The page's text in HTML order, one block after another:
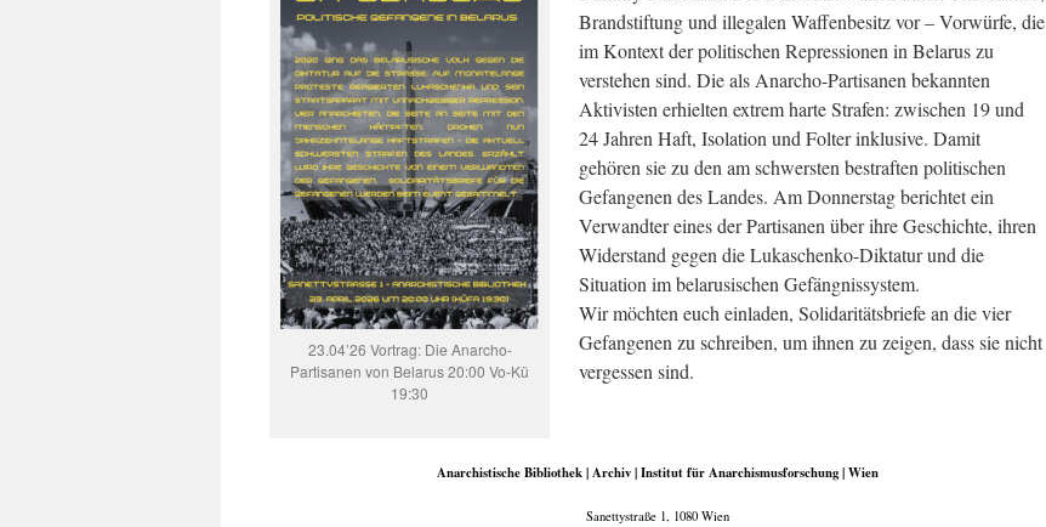
23.04’26 Vortrag: Die Anarcho-
Partisanen von Belarus 20:00 Vo-Kü
19:30
Brandstiftung und illegalen Waffenbesitz vor – Vorwürfe, die
im Kontext der politischen Repressionen in Belarus zu
verstehen sind. Die als Anarcho-Partisanen bekannten
Aktivisten erhielten extrem harte Strafen: zwischen 19 und
24 Jahren Haft, Isolation und Folter inklusive. Damit
gehören sie zu den am schwersten bestraften politischen
Gefangenen des Landes. Am Donnerstag berichtet ein
Verwandter eines der Partisanen über ihre Geschichte, ihren
Widerstand gegen die Lukaschenko-Diktatur und die
Situation im belarusischen Gefängnissystem.
Wir möchten euch einladen, Solidaritätsbriefe an die vier
Gefangenen zu schreiben, um ihnen zu zeigen, dass sie nicht
vergessen sind.
Anarchistische Bibliothek | Archiv | Institut für Anarchismusforschung | Wien
Sanettystraße 1, 1080 Wien